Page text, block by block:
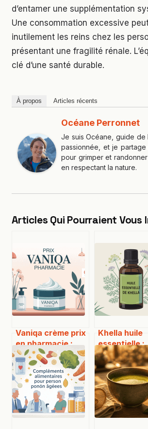
d’entamer une supplémentation
Une consommation excessive
inutilement les reins chez les
présentant une fragilité rénale.
clé d’une santé durable.
À propos Articles récents
Océane Perronnet
Je suis Océane, guide de
passionnée, et je partage
pour grimper et
en respectant la nature.
Articles Qui Pourraient Vous
Vaniqa crème prix
en pharmacie :
tarifs,
alternatives et
conseils d’achat
Khella huile
essentielle :
bienfaits,
sécurisés et
précautions
essentielles